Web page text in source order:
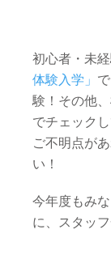
初心者・未
体験入学」
験！その他
でチェック
ご不明点が
い！
今年度もみ
に、スタッ